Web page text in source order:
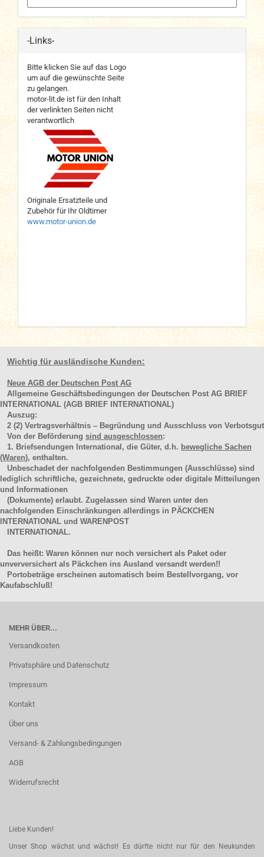
-Links-
Bitte klicken Sie auf das Logo
um auf die gewünschte Seite
zu gelangen.
motor-lit.de ist für den Inhalt
der verlinkten Seiten nicht
verantwortlich
Originale Ersatzteile und
Zubehör für Ihr Oldtimer
www.motor-union.de
Wichtig für ausländische Kunden:
Neue AGB der Deutschen Post AG
Allgemeine Geschäftsbedingungen der Deutschen Post AG BRIEF
INTERNATIONAL (AGB BRIEF INTERNATIONAL)
Auszug:
2 (2) Vertragsverhältnis – Begründung und Ausschluss von Verbotsgut
Von der Beförderung sind ausgeschlossen:
1. Briefsendungen International, die Güter, d.h. bewegliche Sachen
(Waren), enthalten.
Unbeschadet der nachfolgenden Bestimmungen (Ausschlüsse) sind
lediglich schriftliche, gezeichnete, gedruckte oder digitale Mitteilungen
und Informationen
(Dokumente) erlaubt. Zugelassen sind Waren unter den
nachfolgenden Einschränkungen allerdings in PÄCKCHEN
INTERNATIONAL und WARENPOST
INTERNATIONAL.
Das heißt: Waren können nur noch versichert als Paket oder
unverversichert als Päckchen ins Ausland versandt werden!!
Portobeträge erscheinen automatisch beim Bestellvorgang, vor
Kaufabschluß!
MEHR ÜBER...
Versandkosten
Privatsphäre und Datenschutz
Impressum
Kontakt
Über uns
Versand- & Zahlungsbedingungen
AGB
Widerrufsrecht
Liebe Kunden!
Unser Shop wächst und wächst! Es dürfte nicht nur für den Neukunden